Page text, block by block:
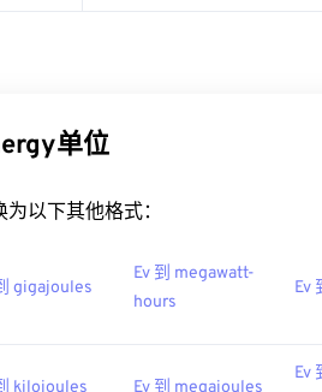
单位
以下其他格式：
gigajoules
Ev 到 megawatt-
hours
Ev
kilojoules Ev 到 megajoules
Ev